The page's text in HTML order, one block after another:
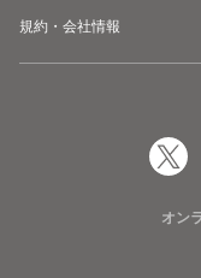
規約・会社情報
オン